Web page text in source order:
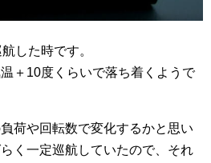
した時です。
＋10度くらいで落ち着くようで
荷や回転数で変化するかと思い
く一定巡航していたので、それ